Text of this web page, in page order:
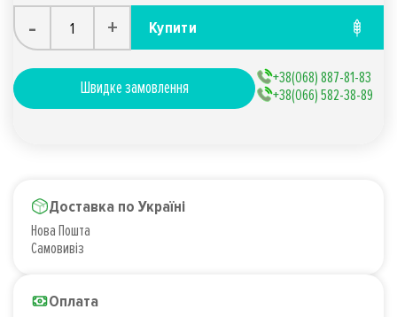
- + Купити
Швидке замовлення
+38(068) 887-81-83
+38(066) 582-38-89
Доставка по Україні
Нова Пошта
Самовивіз
Оплата